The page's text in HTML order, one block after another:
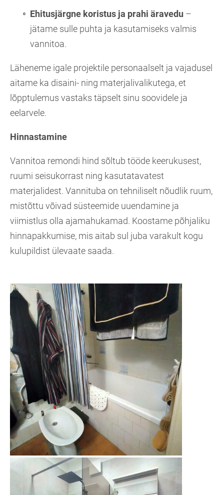
Ehitusjärgne koristus ja prahi äravedu –
jätame sulle puhta ja kasutamiseks valmis
vannitoa.
Läheneme igale projektile personaalselt ja vajadusel
aitame ka disaini- ning materjalivalikutega, et
lõpptulemus vastaks täpselt sinu soovidele ja
eelarvele.
Hinnastamine
Vannitoa remondi hind sõltub tööde keerukusest,
ruumi seisukorrast ning kasutatavatest
materjalidest. Vannituba on tehniliselt nõudlik ruum,
mistõttu võivad süsteemide uuendamine ja
viimistlus olla ajamahukamad. Koostame põhjaliku
hinnapakkumise, mis aitab sul juba varakult kogu
kulupildist ülevaate saada.